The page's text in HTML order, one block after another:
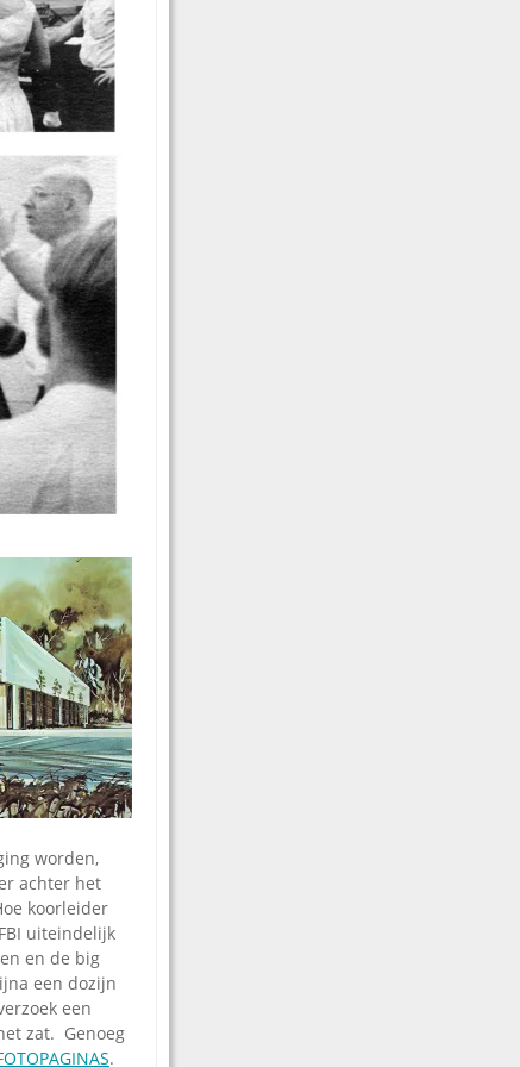
worden,
achter het
koorleider
uiteindelijk
en de big
een dozijn
een
zat. Genoeg
.